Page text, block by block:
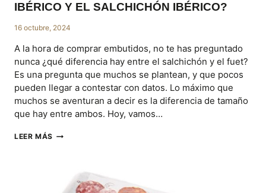
IBÉRICO Y EL SALCHICHÓN IBÉRICO?
16 octubre, 2024
A la hora de comprar embutidos, no te has preguntado
nunca ¿qué diferencia hay entre el salchichón y el fuet?
Es una pregunta que muchos se plantean, y que pocos
pueden llegar a contestar con datos. Lo máximo que
muchos se aventuran a decir es la diferencia de tamaño
que hay entre ambos. Hoy, vamos…
LEER MÁS¿QUÉ
FUET